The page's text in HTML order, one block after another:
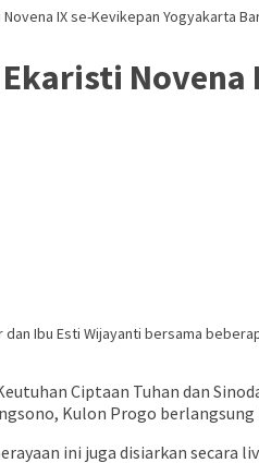
IX se-Kevikepan Yogyakarta
dan Ibu Esti Wijayanti bersama
Ciptaan Tuhan dan
Kulon Progo
ini juga disiarkan secara